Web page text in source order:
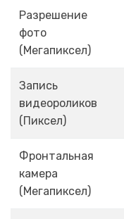
Разрешение
фото
(Мегапиксел)
Запись
видеороликов
(Пиксел)
Фронтальная
камера
(Мегапиксел)